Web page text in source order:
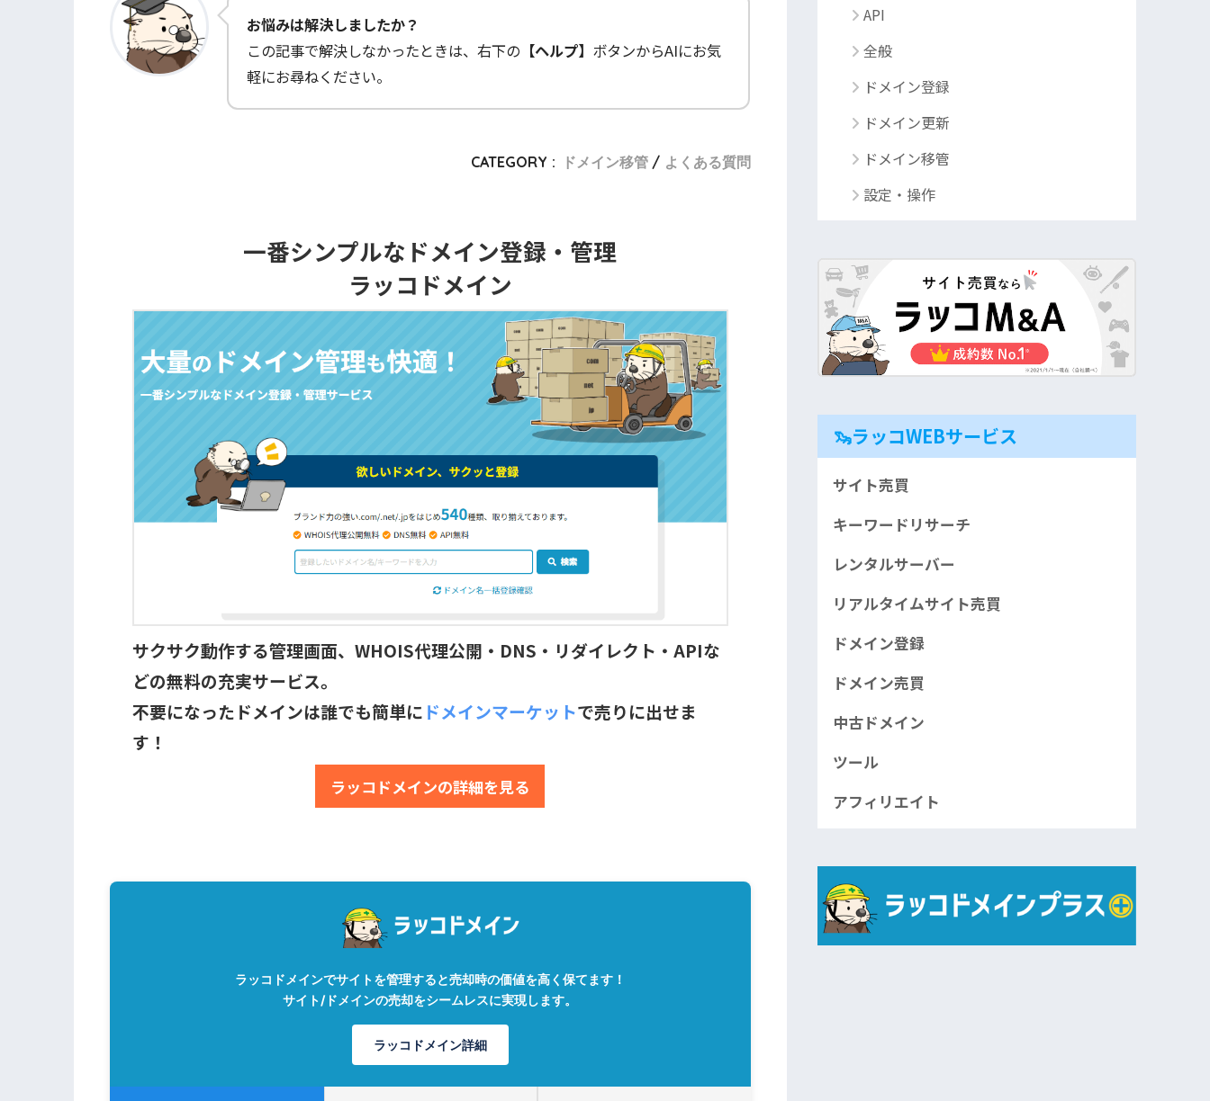
お悩みは解決しましたか？
この記事で解決しなかったときは、右下の 【ヘルプ】 ボタンからAIにお気
軽にお尋ねください。
CATEGORY : ドメイン移管 よくある質問
一番シンプルなドメイン登録・管理
ラッコドメイン
サクサク動作する管理画面、WHOIS代理公開・DNS・リダイレクト・APIな
どの無料の充実サービス。
不要になったドメインは誰でも簡単に ドメインマーケットで売りに出せま
す！
ラッコドメインの詳細を見る
ラッコドメインでサイトを管理すると売却時の価値を高く保てます！
サイト/ドメインの売却をシームレスに実現します。
ラッコドメイン詳細
API
全般
ドメイン登録
ドメイン更新
ドメイン移管
設定・操作
🦦ラッコWEBサービス
サイト売買
キーワードリサーチ
レンタルサーバー
リアルタイムサイト売買
ドメイン登録
ドメイン売買
中古ドメイン
ツール
アフィリエイト